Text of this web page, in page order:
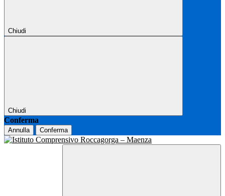
Chiudi
Chiudi
Conferma
Annulla Conferma